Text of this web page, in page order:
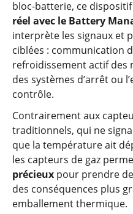
bloc-batterie, ce dispositif
réel avec le Battery
interprète les signaux et
ciblées : communication
refroidissement actif des
des systèmes d’arrêt ou
contrôle.
Contrairement aux
traditionnels, qui ne
que la température ait
les capteurs de gaz
précieux pour prendre
des conséquences plus
emballement thermique.